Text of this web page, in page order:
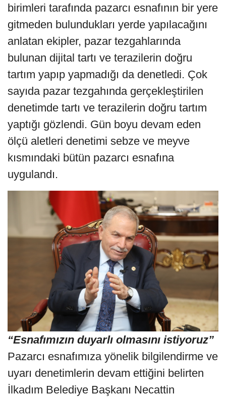
birimleri tarafında pazarcı esnafının bir yere
gitmeden bulundukları yerde yapılacağını
anlatan ekipler, pazar tezgahlarında
bulunan dijital tartı ve terazilerin doğru
tartım yapıp yapmadığı da denetledi. Çok
sayıda pazar tezgahında gerçekleştirilen
denetimde tartı ve terazilerin doğru tartım
yaptığı gözlendi. Gün boyu devam eden
ölçü aletleri denetimi sebze ve meyve
kısmındaki bütün pazarcı esnafına
uygulandı.
“Esnafımızın duyarlı olmasını istiyoruz”
Pazarcı esnafımıza yönelik bilgilendirme ve
uyarı denetimlerin devam ettiğini belirten
İlkadım Belediye Başkanı Necattin